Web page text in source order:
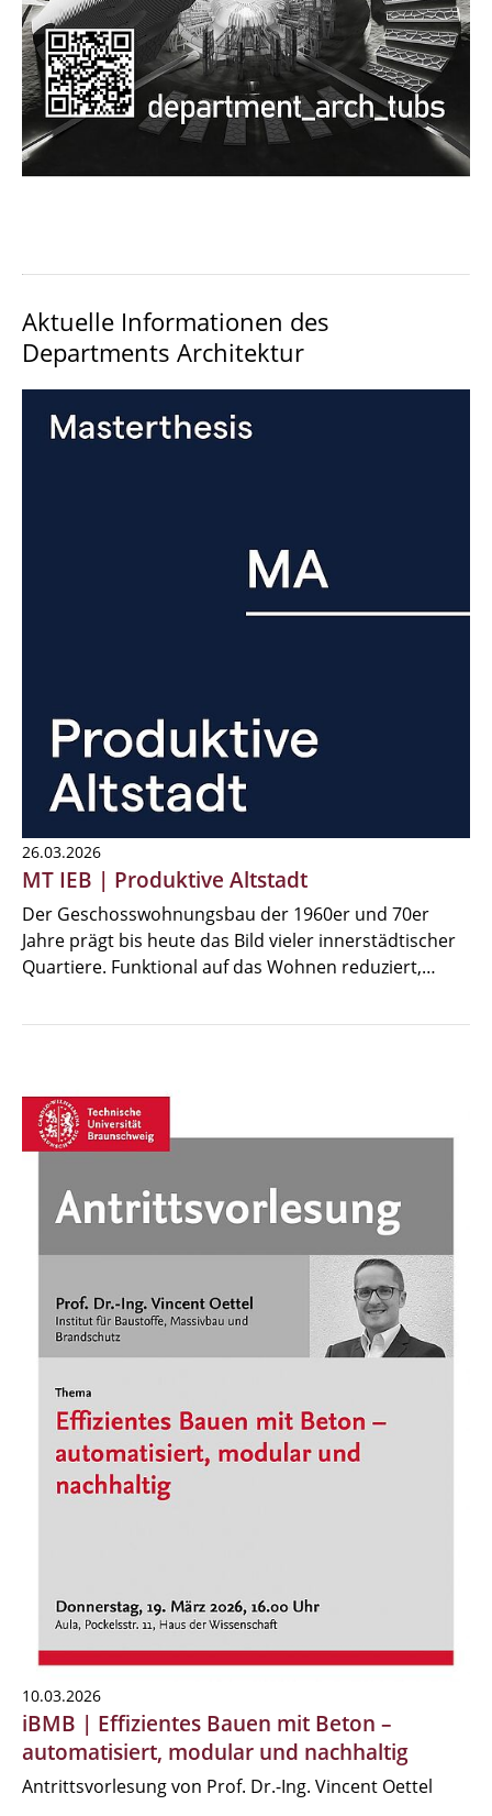
Aktuelle Informationen des
Departments Architektur
26.03.2026
MT IEB | Produktive Altstadt
Der Geschosswohnungsbau der 1960er und 70er
Jahre prägt bis heute das Bild vieler innerstädtischer
Quartiere. Funktional auf das Wohnen reduziert,…
10.03.2026
iBMB | Effizientes Bauen mit Beton –
automatisiert, modular und nachhaltig
Antrittsvorlesung von Prof. Dr.-Ing. Vincent Oettel